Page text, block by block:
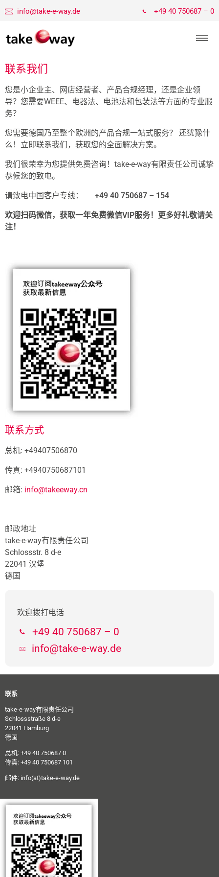
info@take-e-way.de +49 40 750687 – 0
联系我们
您是小企业主、网店经营者、产品合规经理，还是企业领
导？您需要WEEE、电器法、电池法和包装法等方面的专业服
务？
您需要德国乃至整个欧洲的产品合规一站式服务？ 还犹豫什
么！立即联系我们，获取您的全面解决方案。
我们很荣幸为您提供免费咨询！take-e-way有限责任公司诚挚
恭候您的致电。
请致电中国客户专线： +49 40 750687 – 154
欢迎扫码微信，获取一年免费微信VIP服务！更多好礼敬请关
注！
联系方式
总机: +49407506870
传真: +4940750687101
邮箱: info@takeeway.cn
邮政地址
take-e-way有限责任公司
Schlossstr. 8 d-e
22041 汉堡
德国
欢迎拨打电话
+49 40 750687 – 0
info@take-e-way.de
联系
take-e-way有限责任公司
Schlossstraße 8 d-e
22041 Hamburg
德国
总机: +49 40 750687 0
传真: +49 40 750687 101
邮件: info(at)take-e-way.de